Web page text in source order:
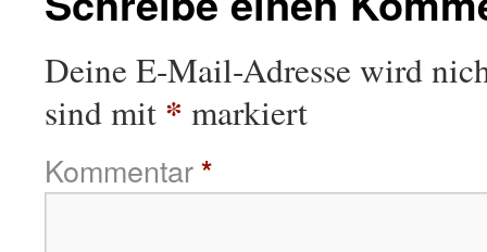
Deine E-Mail-Adresse wird
sind mit * markiert
Kommentar*